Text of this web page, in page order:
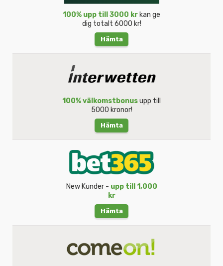
100% upp till 3000 krkan ge
dig totalt 6000 kr!
Hämta
100% välkomstbonusupp till
5000 kronor!
Hämta
New Kunder - upp till 1,000
kr
Hämta